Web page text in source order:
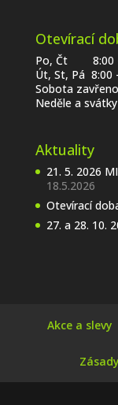
Otevírací
Po, Čt 8:00 -
Út, St, Pá 8:00
Sobota zavřeno
Neděle a
Aktuality
21. 5. 2026
18.5.2026
Otevírací
27. a 28. 10.
Akce a slevy